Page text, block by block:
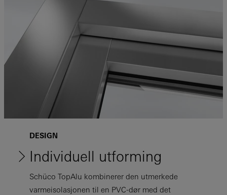
DESIGN
Individuell utforming
Schüco TopAlu kombinerer den utmerkede
varmeisolasjonen til en PVC-dør med det